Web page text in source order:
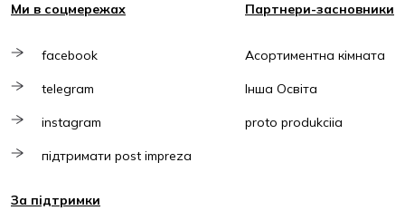
Ми в соцмережах
facebook
telegram
instagram
підтримати post impreza
Партнери-засновники
Асортиментна кімната
Інша Освіта
proto produkciia
За підтримки